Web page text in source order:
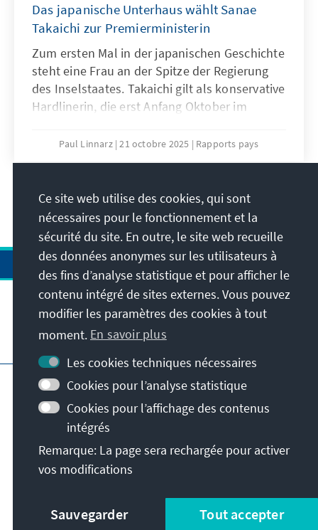
Das japanische Unterhaus wählt Sanae
Takaichi zur Premierministerin
Zum ersten Mal in der japanischen Geschichte
steht eine Frau an der Spitze der Regierung
des Inselstaates. Takaichi gilt als konservative
Hardlinerin, die erst Anfang Oktober im
gewählt worden war. Die Erwartungen
innerhalb der Partei an sie sind ebenso groß
nach 26 Jahren auf einen neuen
Koalitionspartner, die Innovationspartei,
einschwören.
Paul Linnarz 21 octobre 2025 Rapports pays
43/630
Visitez aussi
Impressum
Protection des données
Conditions d'utilisation
Déclaration d'accessibilité
Signaler un obstacle
Istanbul Security Conference
© Konrad-Adenauer-Stiftung e.V. 2026
Ce site web utilise des cookies, qui sont
nécessaires pour le fonctionnement et la
sécurité du site. En outre, le site web recueille
des données anonymes sur les utilisateurs à
des fins d’analyse statistique et pour afficher le
contenu intégré de sites externes. Vous pouvez
modifier les paramètres des cookies à tout
moment. En savoir plus
Les cookies techniques nécessaires
Cookies pour l’analyse statistique
Cookies pour l’affichage des contenus
intégrés
Remarque: La page sera rechargée pour activer
vos modifications
Sauvegarder Tout accepter